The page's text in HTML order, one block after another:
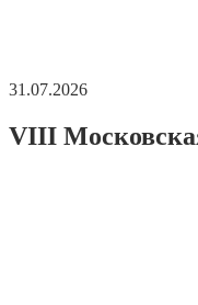
31.07.2026
VIII